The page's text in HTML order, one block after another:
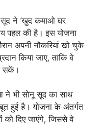
सूद ने ‘खुद कमाओ घर
पहल की है। इस योजना
अपनी नौकरियां खो चुके
किया जाए, ताकि वे
सकें।
ने भी सोनू सूद का साथ
हुई है। योजना के अंतर्गत
को दिए जाएंगे, जिससे वे